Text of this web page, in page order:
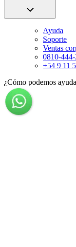
Ayuda
Soporte
Ventas
0810-
+54 9 11
¿Cómo podemos